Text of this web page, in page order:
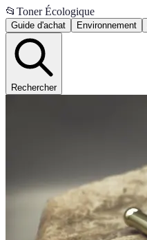
📂 Toner Écologique
Guide d'achat Environnement
Rechercher